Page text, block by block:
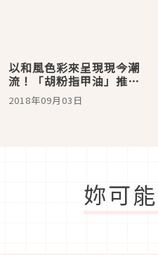
以和風色彩來呈現現今潮
流！「胡粉指甲油」推出
秋冬限定色
2018年09月03日
妳可